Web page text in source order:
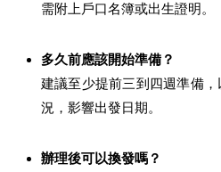
需附上戶口名簿或出生證明。
多久前應該開始準備？
建議至少提前三到四週準備
況，影響出發日期。
辦理後可以換發嗎？